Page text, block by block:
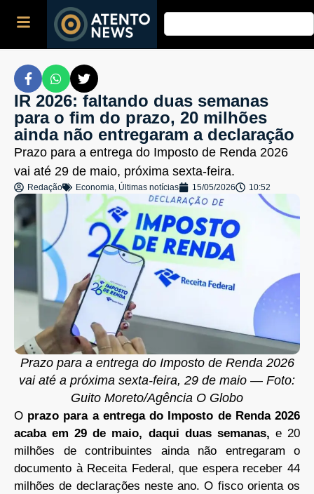
IR 2026: faltando duas semanas
para o fim do prazo, 20 milhões
ainda não entregaram a declaração
Prazo para a entrega do Imposto de Renda 2026
vai até 29 de maio, próxima sexta-feira.
Redação Economia, Últimas notícias 15/05/2026 10:52
Prazo para a entrega do Imposto de Renda 2026
vai até a próxima sexta-feira, 29 de maio — Foto:
Guito Moreto/Agência O Globo
O prazo para a entrega do Imposto de Renda 2026
acaba em 29 de maio, daqui duas semanas, e 20
milhões de contribuintes ainda não entregaram o
documento à Receita Federal, que espera receber 44
milhões de declarações neste ano. O fisco orienta os